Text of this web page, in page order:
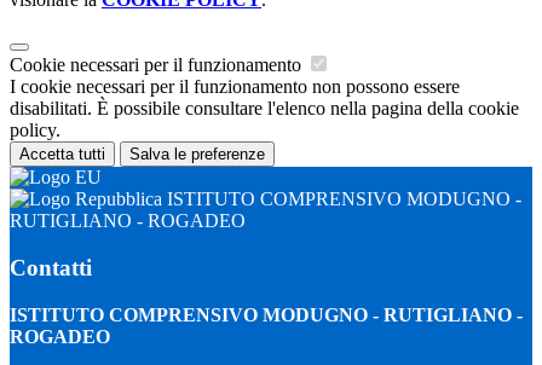
Cookie necessari per il funzionamento
I cookie necessari per il funzionamento non possono essere
disabilitati. È possibile consultare l'elenco nella pagina della cookie
policy.
Accetta tutti Salva le preferenze
ISTITUTO COMPRENSIVO MODUGNO -
RUTIGLIANO - ROGADEO
Contatti
ISTITUTO COMPRENSIVO MODUGNO - RUTIGLIANO -
ROGADEO